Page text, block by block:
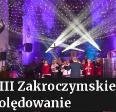
Zakroczymskie